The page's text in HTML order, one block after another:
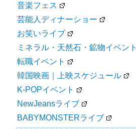
音楽フェス
芸能人ディナーショー
お笑いライブ
ミネラル・天然石・鉱物イベント
転職イベント
韓国映画｜上映スケジュール
K-POPイベント
NewJeansライブ
BABYMONSTERライブ